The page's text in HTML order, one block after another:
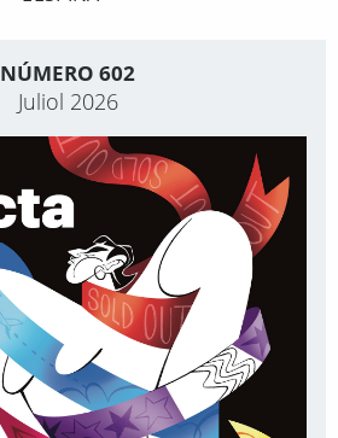
NÚMERO 602
Juliol 2026